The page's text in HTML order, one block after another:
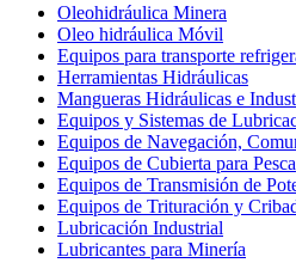
Oleohidráulica Minera
Oleo hidráulica Móvil
Equipos para transporte
Herramientas Hidráulicas
Mangueras Hidráulicas e
Equipos y Sistemas de
Equipos de Navegación,
Equipos de Cubierta para Pesca
Equipos de Transmisión de
Equipos de Trituración y
Lubricación Industrial
Lubricantes para Minería